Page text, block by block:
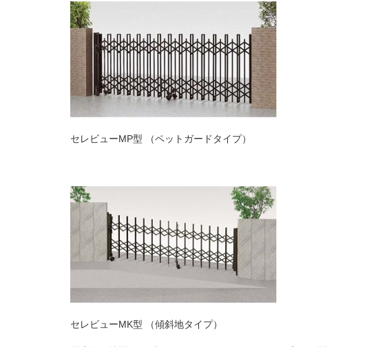
セレビューMP型 （ペットガードタイプ）
セレビューMK型 （傾斜地タイプ）